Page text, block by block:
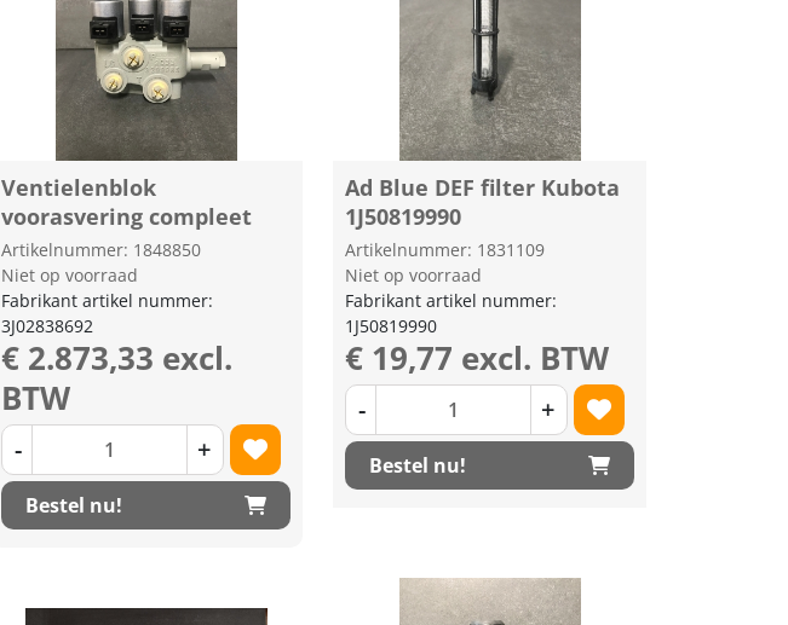
Ventielenblok
voorasvering compleet
Artikelnummer: 1848850
Niet op voorraad
Fabrikant artikel nummer:
3J02838692
€ 2.873,33 excl.
BTW
- +
Bestel nu!
Ad Blue DEF filter Kubota
1J50819990
Artikelnummer: 1831109
Niet op voorraad
Fabrikant artikel nummer:
1J50819990
€ 19,77 excl. BTW
- +
Bestel nu!